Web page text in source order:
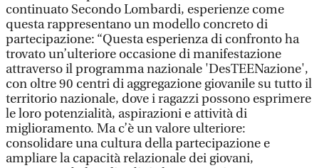
continuato Secondo Lombardi, esperienze come
questa rappresentano un modello concreto di
partecipazione: “Questa esperienza di confronto ha
trovato un’ulteriore occasione di manifestazione
attraverso il programma nazionale 'DesTEENazione',
con oltre 90 centri di aggregazione giovanile su tutto il
territorio nazionale, dove i ragazzi possono esprimere
le loro potenzialità, aspirazioni e attività di
miglioramento. Ma c’è un valore ulteriore:
consolidare una cultura della partecipazione e
ampliare la capacità relazionale dei giovani,